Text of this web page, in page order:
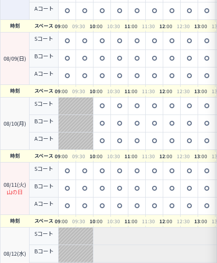
Aコート
時刻 スペース 09:00 09:30 10:00 10:30 11:00 11 :30 12:00 12:30 13:00 13
08/09(日)
Sコート
Bコート
Aコート
時刻 スペース 09:00 09:30 10:00 10:30 11:00 11 :30 12:00 12:30 13:00 13
08/10(月)
Sコート
Bコート
Aコート
時刻 スペース 09:00 09:30 10:00 10:30 11:00 11 :30 12:00 12:30 13:00 13
08/11(火)
山の日
Sコート
Bコート
Aコート
時刻 スペース 09:00 09:30 10:00 10:30 11:00 11 :30 12:00 12:30 13:00 13
08/12(水)
Sコート
Bコート